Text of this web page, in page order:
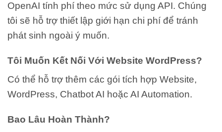
OpenAI tính phí theo mức sử dụng API. Chúng
tôi sẽ hỗ trợ thiết lập giới hạn chi phí để tránh
phát sinh ngoài ý muốn.
Tôi Muốn Kết Nối Với Website WordPress?
Có thể hỗ trợ thêm các gói tích hợp Website,
WordPress, Chatbot AI hoặc AI Automation.
Bao Lâu Hoàn Thành?